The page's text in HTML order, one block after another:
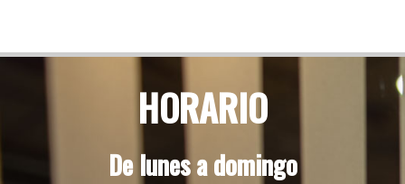
HORARIO
De lunes a domingo